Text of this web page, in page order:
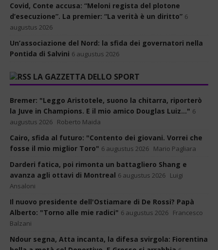
Covid, Conte accusa: “Meloni regista del plotone
d’esecuzione”. La premier: “La verità è un diritto” 6
augustus 2026
Un’associazione del Nord: la sfida dei governatori nella
Pontida di Salvini 6 augustus 2026
LA GAZZETTA DELLO SPORT
Bremer: "Leggo Aristotele, suono la chitarra, riporterò
la Juve in Champions. E il mio amico Douglas Luiz..." 6
augustus 2026 Roberto Maida
Cairo, sfida al futuro: "Contento dei giovani. Vorrei che
fosse il mio miglior Toro" 6 augustus 2026 Mario Pagliara
Darderi fatica, poi rimonta un battagliero Shang e
avanza agli ottavi di Montreal 6 augustus 2026 Luigi
Ansaloni
Il nuovo presidente dell'Ostiamare di De Rossi? Papà
Alberto: "Torno alle mie radici" 6 augustus 2026 Francesco
Balzani
Ndour segna, Atta incanta, la difesa svirgola: Fiorentina